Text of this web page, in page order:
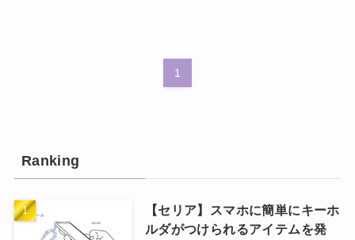
1
Ranking
【セリア】スマホに簡単にキーホ
ルダがつけられるアイテムを発